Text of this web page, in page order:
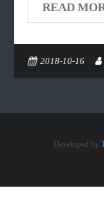
READ
2018-10-16
Developed by